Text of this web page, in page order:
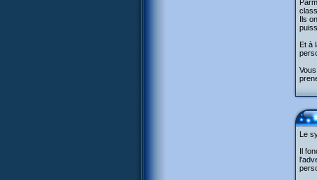
Ils
Et à
Le
Il